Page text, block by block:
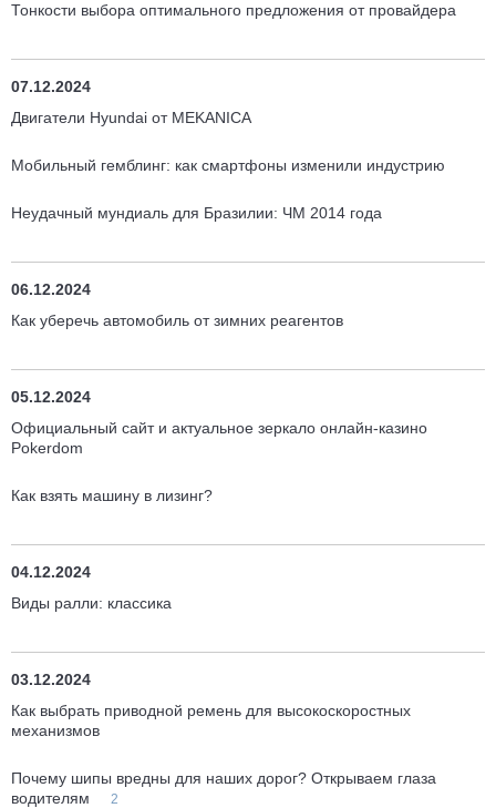
Тонкости выбора оптимального предложения от провайдера
07.12.2024
Двигатели Hyundai от MEKANICA
Мобильный гемблинг: как смартфоны изменили индустрию
Неудачный мундиаль для Бразилии: ЧМ 2014 года
06.12.2024
Как уберечь автомобиль от зимних реагентов
05.12.2024
Официальный сайт и актуальное зеркало онлайн-казино
Pokerdom
Как взять машину в лизинг?
04.12.2024
Виды ралли: классика
03.12.2024
Как выбрать приводной ремень для высокоскоростных
механизмов
Почему шипы вредны для наших дорог? Открываем глаза
водителям
2